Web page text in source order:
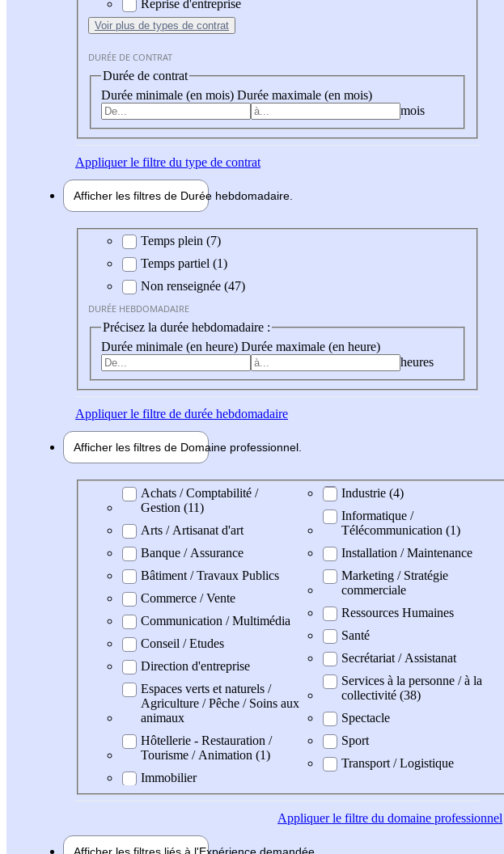
Reprise d'entreprise
Voir plus de types de contrat
DURÉE DE CONTRAT
Durée de contrat
Durée minimale (en mois) Durée maximale (en mois)
mois
Appliquerle filtre du type de contrat
Afficher les filtres de Durée hebdomadaire
Durée hebdomadaire
Temps plein (7)
Temps partiel (1)
Non renseignée (47)
DURÉE HEBDOMADAIRE
Précisez la durée hebdomadaire :
Durée minimale (en heure) Durée maximale (en heure)
heures
Appliquerle filtre de durée hebdomadaire
Afficher les filtres de Domaine professionnel
Domaine professionel
Achats / Comptabilité /
Gestion (11)
Arts / Artisanat d'art
Banque / Assurance
Bâtiment / Travaux Publics
Commerce / Vente
Communication / Multimédia
Conseil / Etudes
Direction d'entreprise
Espaces verts et naturels /
Agriculture / Pêche / Soins aux
animaux
Hôtellerie - Restauration /
Tourisme / Animation (1)
Immobilier
Industrie (4)
Informatique /
Télécommunication (1)
Installation / Maintenance
Marketing / Stratégie
commerciale
Ressources Humaines
Santé
Secrétariat / Assistanat
Services à la personne / à la
collectivité (38)
Spectacle
Sport
Transport / Logistique
Appliquerle filtre du domaine professionnel
Afficher les filtres liés à l'Expérience demandée